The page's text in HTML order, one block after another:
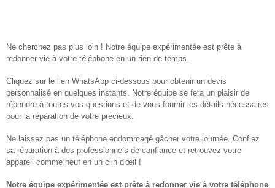
Ne cherchez pas plus loin ! Notre équipe expérimentée est prête à
redonner vie à votre téléphone en un rien de temps.
Cliquez sur le lien WhatsApp ci-dessous pour obtenir un devis
personnalisé en quelques instants. Notre équipe se fera un plaisir de
répondre à toutes vos questions et de vous fournir les détails nécessaires
pour la réparation de votre précieux.
Ne laissez pas un téléphone endommagé gâcher votre journée. Confiez
sa réparation à des professionnels de confiance et retrouvez votre
appareil comme neuf en un clin d'œil !
Notre équipe expérimentée est prête à redonner vie à votre téléphone